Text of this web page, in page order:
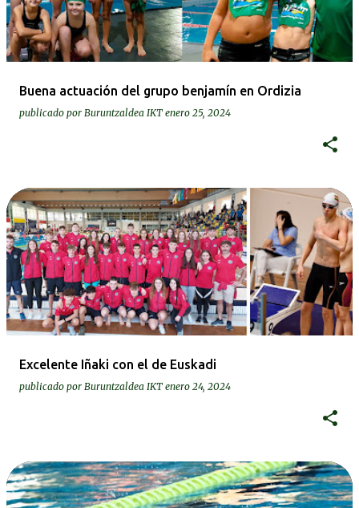
Buena actuación del grupo benjamín en Ordizia
publicado por Buruntzaldea IKT enero 25, 2024
Excelente Iñaki con el de Euskadi
publicado por Buruntzaldea IKT enero 24, 2024